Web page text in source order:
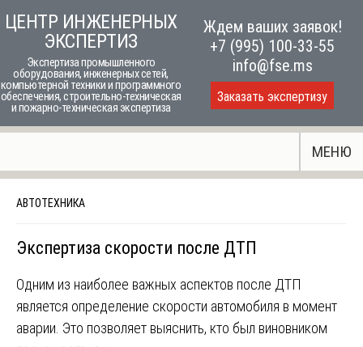
to
content
ЦЕНТР ИНЖЕНЕРНЫХ
ЭКСПЕРТИЗ
Экспертиза промышленного
оборудования, инженерных сетей,
компьютерной техники и программного
обеспечения, строительно-техническая
и пожарно-техническая экспертиза
Ждем ваших заявок!
+7 (995) 100-33-55
info@fse.ms
Заказать экспертизу
МЕНЮ
АВТОТЕХНИКА
Экспертиза скорости после ДТП
Одним из наиболее важных аспектов после ДТП
является определение скорости автомобиля в момент
аварии. Это позволяет выяснить, кто был виновником